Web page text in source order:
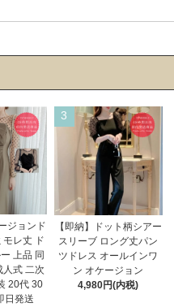
ジョンド
モレ丈 ド
上品 同
人式 二次
20代 30
日発送
3
【即納】ドット柄シアー
スリーブ ロング丈パン
ツドレス オールインワ
ン オケージョン
4,980円(内税)